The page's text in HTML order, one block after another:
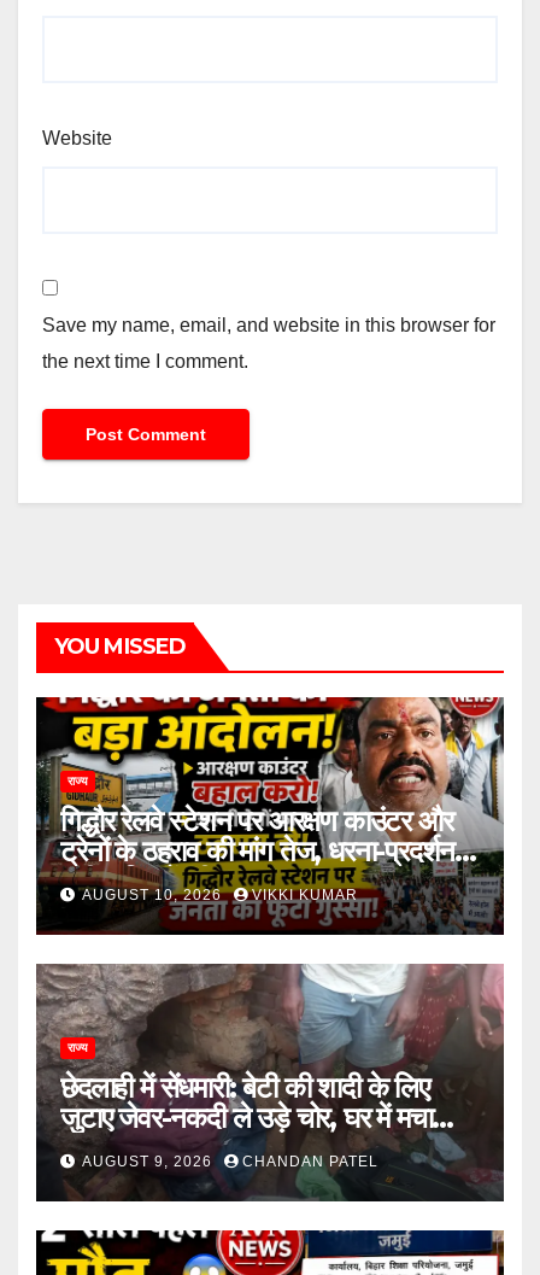
Website
Save my name, email, and website in this browser for
the next time I comment.
YOU MISSED
राज्य
गिद्धौर रेलवे स्टेशन पर आरक्षण काउंटर और
ट्रेनों के ठहराव की मांग तेज, धरना-प्रदर्शन में
उठी यात्रियों की आवाज
AUGUST 10, 2026 VIKKI KUMAR
राज्य
छेदलाही में सेंधमारी: बेटी की शादी के लिए
जुटाए जेवर-नकदी ले उड़े चोर, घर में मचा
कोहराम
AUGUST 9, 2026 CHANDAN PATEL